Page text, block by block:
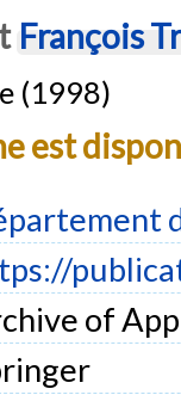
François
(1998)
est
of